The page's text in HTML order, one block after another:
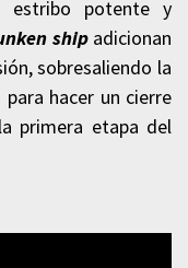
estribo potente y
shipadicionan
sobresaliendo la
para hacer un cierre
primera etapa del